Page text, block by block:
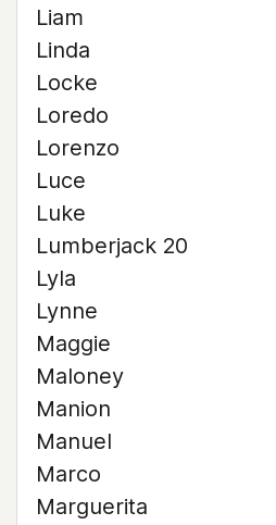
Liam
Linda
Locke
Loredo
Lorenzo
Luce
Luke
Lumberjack 20
Lyla
Lynne
Maggie
Maloney
Manion
Manuel
Marco
Marguerita